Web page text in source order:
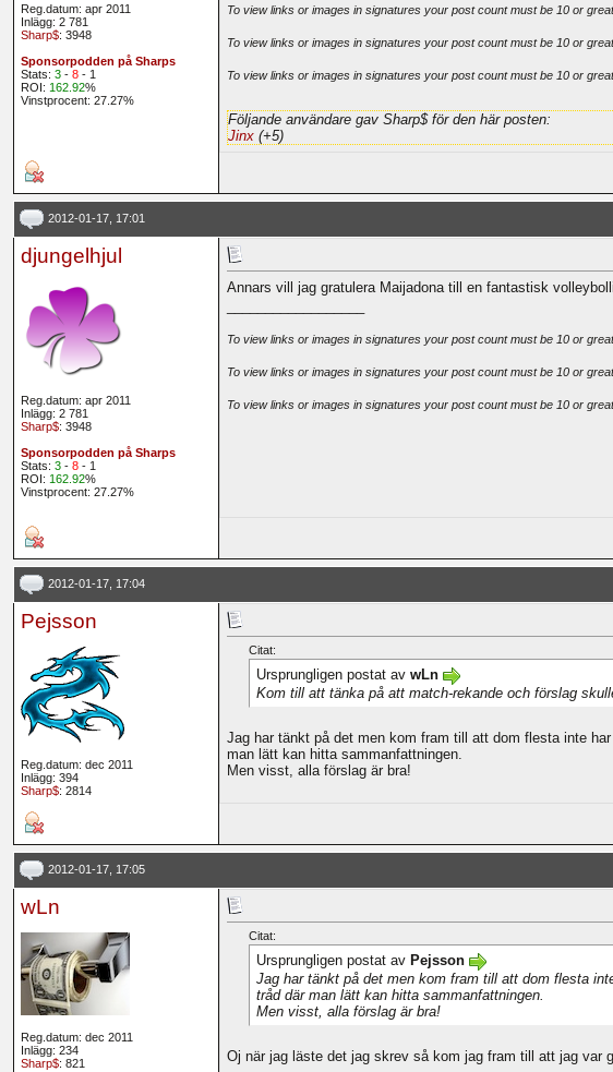
Reg.datum: apr 2011
Inlägg: 2 781
Sharp$: 3948
Sponsorpodden på Sharps
Stats: 3- 8- 1
ROI: 162.92%
Vinstprocent: 27.27%
To view links or images in signatures your post count must be 10 or
To view links or images in signatures your post count must be 10 or
To view links or images in signatures your post count must be 10 or
Följande användare gav Sharp$ för den här posten:
Jinx(+5)
2012-01-17, 17:01
djungelhjul
Reg.datum: apr 2011
Inlägg: 2 781
Sharp$: 3948
Sponsorpodden på Sharps
Stats: 3- 8- 1
ROI: 162.92%
Vinstprocent: 27.27%
Annars vill jag gratulera Maijadona till en fantastisk
To view links or images in signatures your post count must be 10 or
To view links or images in signatures your post count must be 10 or
To view links or images in signatures your post count must be 10 or
2012-01-17, 17:04
Pejsson
Reg.datum: dec 2011
Inlägg: 394
Sharp$: 2814
Citat:
Ursprungligen postat av wLn
Kom till att tänka på att match-rekande och förslag
Jag har tänkt på det men kom fram till att dom flesta inte
man lätt kan hitta sammanfattningen.
Men visst, alla förslag är bra!
2012-01-17, 17:05
wLn
Reg.datum: dec 2011
Inlägg: 234
Sharp$: 821
Citat:
Ursprungligen postat av Pejsson
Jag har tänkt på det men kom fram till att dom flesta
tråd där man lätt kan hitta sammanfattningen.
Men visst, alla förslag är bra!
Oj när jag läste det jag skrev så kom jag fram till att jag var